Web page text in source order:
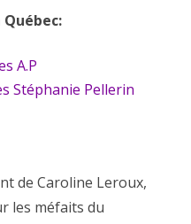
A.P
Stéphanie Pellerin
de Caroline Leroux,
les méfaits du